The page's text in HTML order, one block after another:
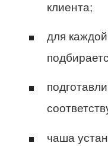
клиента;
для
чаша